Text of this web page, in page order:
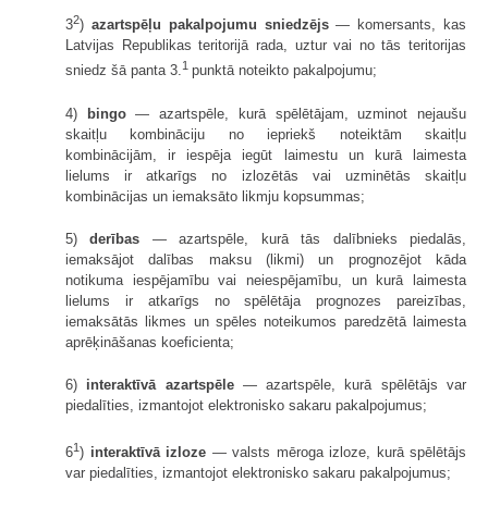
32) azartspēļu pakalpojumu sniedzējs— komersants, kas
Latvijas Republikas teritorijā rada, uztur vai no tās teritorijas
sniedz šā panta 3.1 punktā noteikto pakalpojumu;
4) bingo— azartspēle, kurā spēlētājam, uzminot nejaušu
skaitļu kombināciju no iepriekš noteiktām skaitļu
kombinācijām, ir iespēja iegūt laimestu un kurā laimesta
lielums ir atkarīgs no izlozētās vai uzminētās skaitļu
kombinācijas un iemaksāto likmju kopsummas;
5)derības — azartspēle, kurā tās dalībnieks piedalās,
iemaksājot dalības maksu (likmi) un prognozējot kāda
notikuma iespējamību vai neiespējamību, un kurā laimesta
lielums ir atkarīgs no spēlētāja prognozes pareizības,
iemaksātās likmes un spēles noteikumos paredzētā laimesta
aprēķināšanas koeficienta;
6) interaktīvā azartspēle— azartspēle, kurā spēlētājs var
piedalīties, izmantojot elektronisko sakaru pakalpojumus;
61) interaktīvā izloze — valsts mēroga izloze, kurā spēlētājs
var piedalīties, izmantojot elektronisko sakaru pakalpojumus;